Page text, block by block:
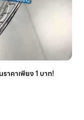
าคาเพียง 1 บาท!